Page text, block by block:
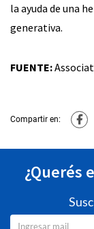
la ayuda de una
generativa.
FUENTE:
Compartir en:
¿Querés